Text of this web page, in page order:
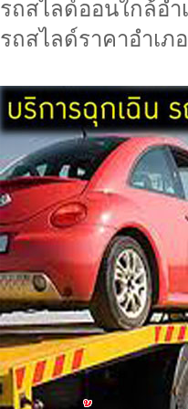
รถสไลด์ออนใกล้อำ
รถสไลด์ราคาอำเภ